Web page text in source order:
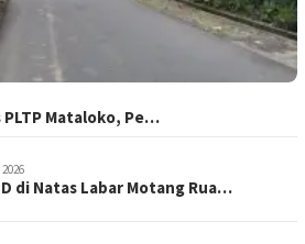
PLTP Mataloko, Pe…
di Natas Labar Motang Rua…